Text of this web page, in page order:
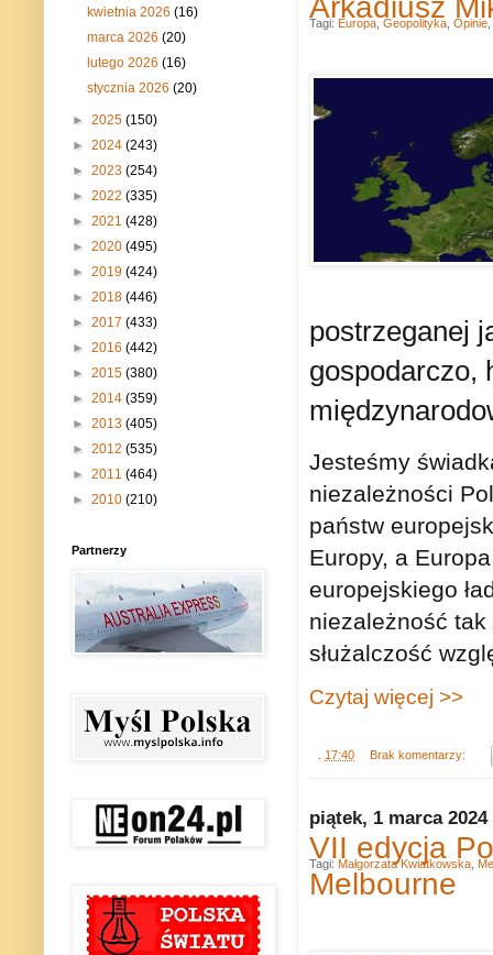
postrzeganej
gospodarczo,
Jesteśmy
niezależności
państw
Europy, a
europejskiego
niezależność
służalczość
Czytaj więcej >>
17:40 Brak komentarzy:
Tagi: Europa Geopolityka Opinie
piątek, 1 marca 2024
VII edycja
Melbourne
Tagi: Małgorzata Kwiatkowska
kwietnia 2026(16)
marca 2026(20)
lutego 2026(16)
stycznia 2026(20)
► 2025 (150)
► 2024 (243)
► 2023 (254)
► 2022 (335)
► 2021 (428)
► 2020 (495)
► 2019 (424)
► 2018 (446)
► 2017 (433)
► 2016 (442)
► 2015 (380)
► 2014 (359)
► 2013 (405)
► 2012 (535)
► 2011 (464)
► 2010 (210)
Partnerzy